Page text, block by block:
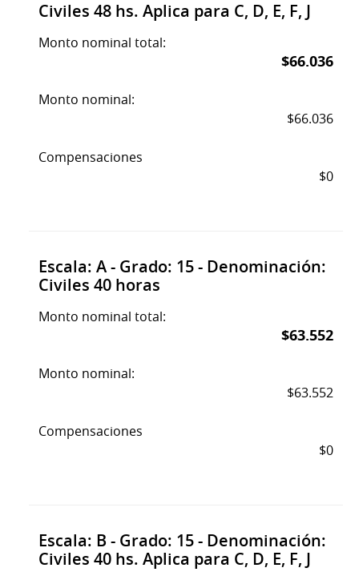
Civiles 48 hs. Aplica para C, D, E, F, J
Monto nominal total:
$66.036
Monto nominal:
$66.036
Compensaciones
$0
Escala: A - Grado: 15 - Denominación:
Civiles 40 horas
Monto nominal total:
$63.552
Monto nominal:
$63.552
Compensaciones
$0
Escala: B - Grado: 15 - Denominación:
Civiles 40 hs. Aplica para C, D, E, F, J